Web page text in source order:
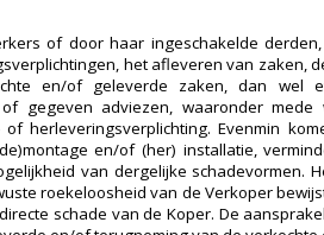
of door haar ingeschakelde
het afleveren van zaken,
en/of geleverde zaken, dan wel
gegeven adviezen, waaronder
herleveringsverplichting. Evenmin
en/of (her) installatie,
van dergelijke schadevormen.
roekeloosheid van de Verkoper
schade van de Koper. De